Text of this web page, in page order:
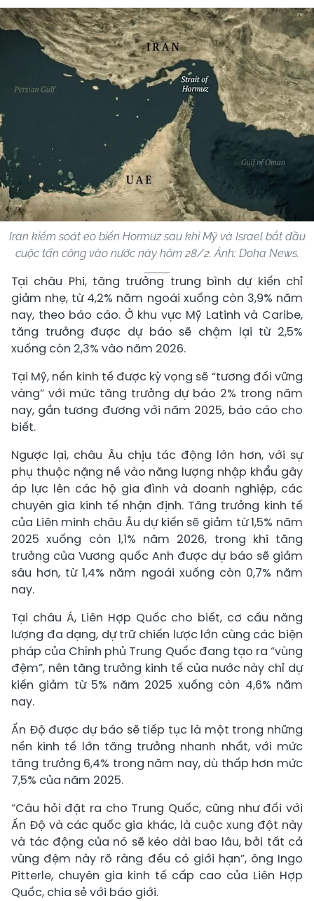
Iran kiểm soát eo biển Hormuz sau khi Mỹ và Israel bắt đầu
cuộc tấn công vào nước này hôm 28/2. Ảnh: Doha News.
Tại châu Phi, tăng trưởng trung bình dự kiến chỉ
giảm nhẹ, từ 4,2% năm ngoái xuống còn 3,9% năm
nay, theo báo cáo. Ở khu vực Mỹ Latinh và Caribe,
tăng trưởng được dự báo sẽ chậm lại từ 2,5%
xuống còn 2,3% vào năm 2026.
Tại Mỹ, nền kinh tế được kỳ vọng sẽ “tương đối vững
vàng” với mức tăng trưởng dự báo 2% trong năm
nay, gần tương đương với năm 2025, báo cáo cho
biết.
Ngược lại, châu Âu chịu tác động lớn hơn, với sự
phụ thuộc nặng nề vào năng lượng nhập khẩu gây
áp lực lên các hộ gia đình và doanh nghiệp, các
chuyên gia kinh tế nhận định. Tăng trưởng kinh tế
của Liên minh châu Âu dự kiến sẽ giảm từ 1,5% năm
2025 xuống còn 1,1% năm 2026, trong khi tăng
trưởng của Vương quốc Anh được dự báo sẽ giảm
sâu hơn, từ 1,4% năm ngoái xuống còn 0,7% năm
nay.
Tại châu Á, Liên Hợp Quốc cho biết, cơ cấu năng
lượng đa dạng, dự trữ chiến lược lớn cùng các biện
pháp của Chính phủ Trung Quốc đang tạo ra “vùng
đệm”, nên tăng trưởng kinh tế của nước này chỉ dự
kiến giảm từ 5% năm 2025 xuống còn 4,6% năm
nay.
Ấn Độ được dự báo sẽ tiếp tục là một trong những
nền kinh tế lớn tăng trưởng nhanh nhất, với mức
tăng trưởng 6,4% trong năm nay, dù thấp hơn mức
7,5% của năm 2025.
“Câu hỏi đặt ra cho Trung Quốc, cũng như đối với
Ấn Độ và các quốc gia khác, là cuộc xung đột này
và tác động của nó sẽ kéo dài bao lâu, bởi tất cả
vùng đệm này rõ ràng đều có giới hạn”, ông Ingo
Pitterle, chuyên gia kinh tế cấp cao của Liên Hợp
Quốc, chia sẻ với báo giới.